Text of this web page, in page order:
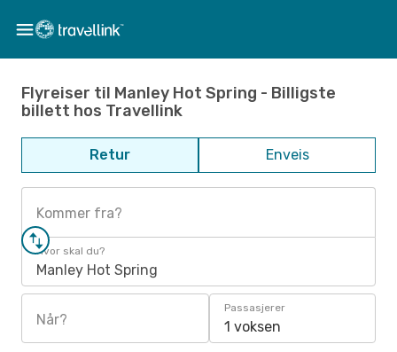
Flyreiser til Manley Hot Spring - Billigste
billett hos Travellink
Retur Enveis
Kommer fra?
Hvor skal du?
Manley Hot Spring
Når?
Passasjerer
1 voksen